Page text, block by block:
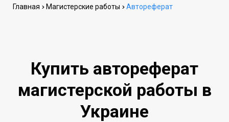
Купить автореферат
магистерской работы в
Украине
Главная Магистерские работы Автореферат